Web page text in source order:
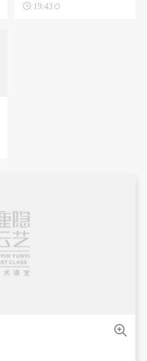
 19:43
